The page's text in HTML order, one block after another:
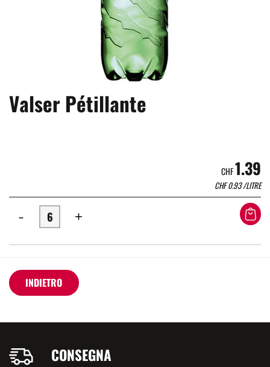
Valser Pétillante
CHF1.39
CHF0.93/LITRE
- +
INDIETRO
CONSEGNA